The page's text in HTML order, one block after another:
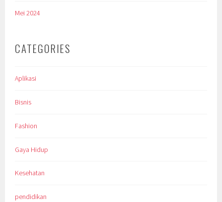
Mei 2024
CATEGORIES
Aplikasi
Bisnis
Fashion
Gaya Hidup
Kesehatan
pendidikan